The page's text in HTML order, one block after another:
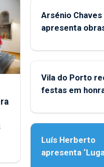
Arsénio Chaves
apresenta
Porto
Vila do Porto
festas em
Assunção
Luís Herberto
apresenta